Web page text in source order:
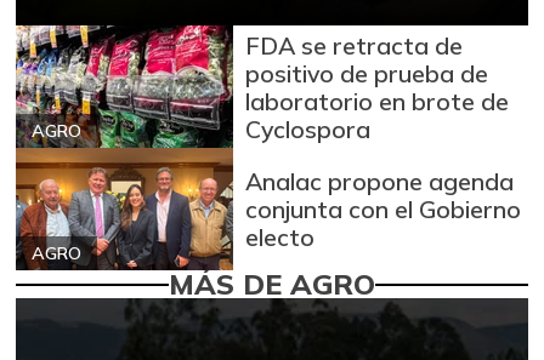
AGRO
FDA se retracta de
positivo de prueba de
laboratorio en brote de
Cyclospora
AGRO
Analac propone agenda
conjunta con el Gobierno
electo
MÁS DE AGRO